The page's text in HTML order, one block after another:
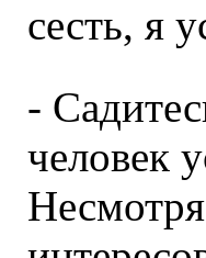
сесть, я
-
человек